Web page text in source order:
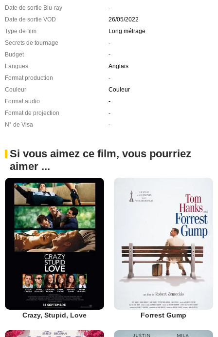
Date de sortie Blu-ray
-
Date de sortie VOD
26/05/2022
Type de film
Long métrage
Secrets de tournage
-
Budget
-
Langues
Anglais
Format production
-
Couleur
Couleur
Format audio
-
Format de projection
-
N° de Visa
-
Si vous aimez ce film, vous pourriez
aimer ...
Crazy, Stupid, Love Forrest Gump